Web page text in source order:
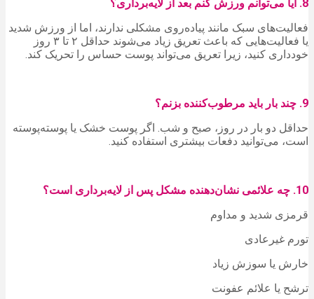
8. آیا می‌توانم ورزش کنم بعد از لایه‌برداری؟
فعالیت‌های سبک مانند پیاده‌روی مشکلی ندارند، اما از ورزش شدید
یا فعالیت‌هایی که باعث تعریق زیاد می‌شوند حداقل ۲ تا ۳ روز
خودداری کنید، زیرا تعریق می‌تواند پوست حساس را تحریک کند.
9. چند بار باید مرطوب‌کننده بزنم؟
حداقل دو بار در روز، صبح و شب. اگر پوست خشک یا پوسته‌پوسته
است، می‌توانید دفعات بیشتری استفاده کنید.
10. چه علائمی نشان‌دهنده مشکل پس از لایه‌برداری است؟
قرمزی شدید و مداوم
تورم غیرعادی
خارش یا سوزش زیاد
ترشح یا علائم عفونت